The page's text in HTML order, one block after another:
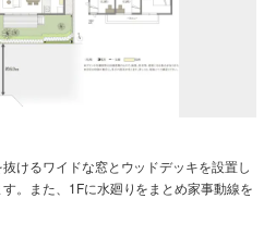
けるワイドな窓とウッドデッキを設置し
。また、1Fに水廻りをまとめ家事動線を
1日を通して採光と通風を確保。
1日を通して採光と通風を確保。
けるワイドな窓とウッドデッキを設置し
。また、1Fに水廻りをまとめ家事動線を